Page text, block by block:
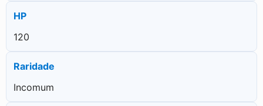
HP
120
Raridade
Incomum